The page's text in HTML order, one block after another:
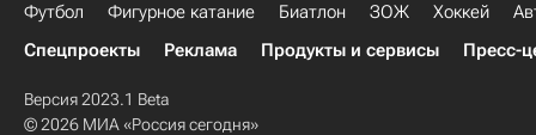
Футбол Фигурное катание Биатлон ЗОЖ Хоккей
Спецпроекты
Реклама Продукты и сервисы Пресс-
Версия 2023.1 Beta
© 2026 МИА «Россия сегодня»